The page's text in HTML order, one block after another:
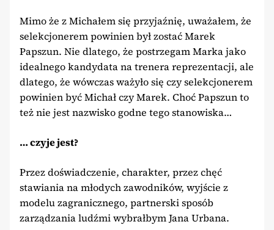
Mimo że z Michałem się przyjaźnię, uważałem, że
selekcjonerem powinien był zostać Marek
Papszun. Nie dlatego, że postrzegam Marka jako
idealnego kandydata na trenera reprezentacji, ale
dlatego, że wówczas ważyło się czy selekcjonerem
powinien być Michał czy Marek. Choć Papszun to
też nie jest nazwisko godne tego stanowiska…
… czyje jest?
Przez doświadczenie, charakter, przez chęć
stawiania na młodych zawodników, wyjście z
modelu zagranicznego, partnerski sposób
zarządzania ludźmi wybrałbym Jana Urbana.